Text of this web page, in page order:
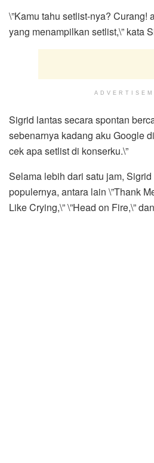
\”Kamu tahu setlist-nya? Curang!
yang menampilkan setlist,\” kata
Sigrid lantas secara spontan
sebenarnya kadang aku Google
cek apa setlist di konserku.\”
Selama lebih dari satu jam,
populernya, antara lain \”Thank
Like Crying,\” \”Head on Fire,\”